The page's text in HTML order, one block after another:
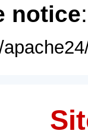
notice